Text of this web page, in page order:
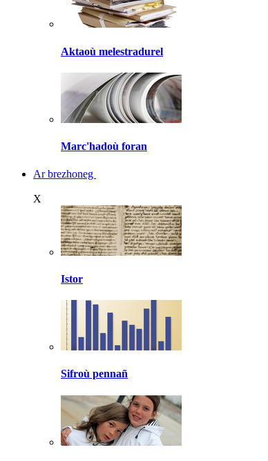
Aktaoù melestradurel
Marc'hadoù foran
Ar brezhoneg
X
Istor
Sifroù pennañ